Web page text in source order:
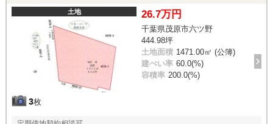
土地
3枚
26.7万円
千葉県茂原市六ツ野
444.98坪
土地面積 1471.00㎡ (公簿)
建ぺい率 60.0(%)
容積率 200.0(%)